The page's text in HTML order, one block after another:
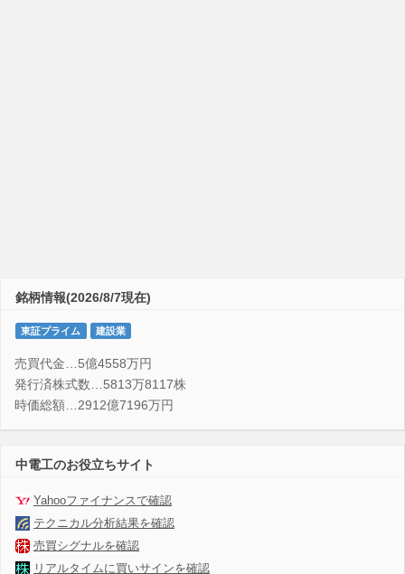
銘柄情報(2026/8/7現在)
東証プライム 建設業
売買代金…5億4558万円
発行済株式数…5813万8117株
時価総額…2912億7196万円
中電工のお役立ちサイト
Yahooファイナンスで確認
テクニカル分析結果を確認
売買シグナルを確認
リアルタイムに買いサインを確認